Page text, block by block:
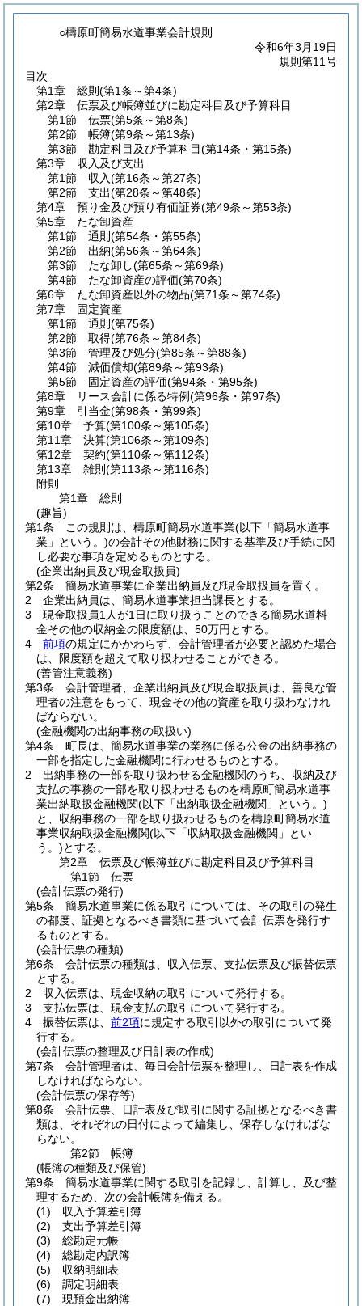
○檮原町簡易水道事業会計規則
令和6年3月19日
規則第11号
目次
第1章
総則 (第1条～第4条)
第2章
伝票及び帳簿並びに勘定科目及び予算科目
第1節
伝票(第5条～第8条)
第2節
帳簿(第9条～第13条)
第3節
勘定科目及び予算科目(第14条・第15条)
第3章
収入及び支出
第1節
収入(第16条～第27条)
第2節
支出(第28条～第48条)
第4章
預り金及び預り有価証券(第49条～第53条)
第5章
たな卸資産
第1節
通則 (第54条・第55条)
第2節
出納(第56条～第64条)
第3節
たな卸し(第65条～第69条)
第4節
たな卸資産の評価(第70条)
第6章
たな卸資産以外の物品(第71条～第74条)
第7章
固定資産
第1節
通則 (第75条)
第2節
取得(第76条～第84条)
第3節
管理及び処分(第85条～第88条)
第4節
減価償却(第89条～第93条)
第5節
固定資産の評価(第94条・第95条)
第8章
リース会計に係る特例(第96条・第97条)
第9章
引当金(第98条・第99条)
第10章
予算(第100条～第105条)
第11章
決算(第106条～第109条)
第12章
契約(第110条～第112条)
第13章
雑則 (第113条～第116条)
附則
第1章
総則
(趣旨)
第1条
この規則は、檮原町簡易水道事業(以下「簡易水道事
業」という。)の会計その他財務に関する基準及び手続に関
し必要な事項を定めるものとする。
(企業出納員及び現金取扱員)
第2条
簡易水道事業に企業出納員及び現金取扱員を置く。
2
企業出納員は、簡易水道事業担当課長とする。
3
現金取扱員1人が1日に取り扱うことのできる簡易水道料
金その他の収納金の限度額は、50万円とする。
4
前項の規定にかかわらず、会計管理者が必要と認めた場合
は、限度額を超えて取り扱わせることができる。
(善管注意義務)
第3条
会計管理者、企業出納員及び現金取扱員は、善良な管
理者の注意をもって、現金その他の資産を取り扱わなけれ
ばならない。
(金融機関の出納事務の取扱い)
第4条
町長は、簡易水道事業の業務に係る公金の出納事務の
一部を指定した金融機関に行わせるものとする。
2
出納事務の一部を取り扱わせる金融機関のうち、収納及び
支払の事務の一部を取り扱わせるものを檮原町簡易水道事
業出納取扱金融機関(以下「出納取扱金融機関」という。)
と、収納事務の一部を取り扱わせるものを檮原町簡易水道
事業収納取扱金融機関(以下「収納取扱金融機関」とい
う。)とする。
第2章
伝票及び帳簿並びに勘定科目及び予算科目
第1節
伝票
(会計伝票の発行)
第5条
簡易水道事業に係る取引については、その取引の発生
の都度、証拠となるべき書類に基づいて会計伝票を発行す
るものとする。
(会計伝票の種類)
第6条
会計伝票の種類は、収入伝票、支払伝票及び振替伝票
とする。
2
収入伝票は、現金収納の取引について発行する。
3
支払伝票は、現金支払の取引について発行する。
4
振替伝票は、 前2項に規定する取引以外の取引について発
行する。
(会計伝票の整理及び日計表の作成)
第7条
会計管理者は、毎日会計伝票を整理し、日計表を作成
しなければならない。
(会計伝票の保存等)
第8条
会計伝票、日計表及び取引に関する証拠となるべき書
類は、それぞれの日付によって編集し、保存しなければな
らない。
第2節
帳簿
(帳簿の種類及び保管)
第9条
簡易水道事業に関する取引を記録し、計算し、及び整
理するため、次の会計帳簿を備える。
(1)
収入予算差引簿
(2)
支出予算差引簿
(3)
総勘定元帳
(4)
総勘定内訳簿
(5)
収納明細表
(6)
調定明細表
(7)
現預金出納簿